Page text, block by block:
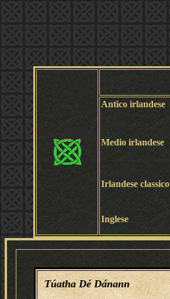
Antico irlandese
Medio irlandese
Irlandese classico
Inglese
Túatha Dé Dánann